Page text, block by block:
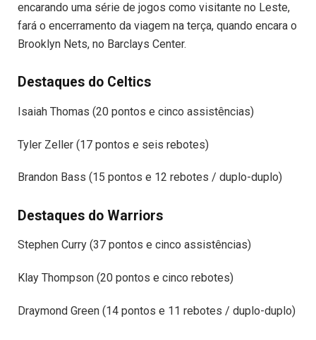
encarando uma série de jogos como visitante no Leste,
fará o encerramento da viagem na terça, quando encara o
Brooklyn Nets, no Barclays Center.
Destaques do Celtics
Isaiah Thomas (20 pontos e cinco assistências)
Tyler Zeller (17 pontos e seis rebotes)
Brandon Bass (15 pontos e 12 rebotes / duplo-duplo)
Destaques do Warriors
Stephen Curry (37 pontos e cinco assistências)
Klay Thompson (20 pontos e cinco rebotes)
Draymond Green (14 pontos e 11 rebotes / duplo-duplo)